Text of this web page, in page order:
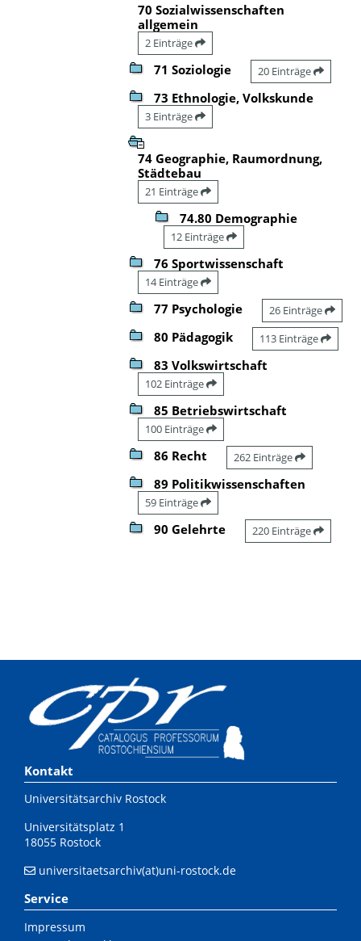
70 Sozialwissenschaften
allgemein
2 Einträge
71 Soziologie 20 Einträge
73 Ethnologie, Volkskunde
3 Einträge
74 Geographie, Raumordnung,
Städtebau
21 Einträge
74.80 Demographie
12 Einträge
76 Sportwissenschaft
14 Einträge
77 Psychologie 26 Einträge
80 Pädagogik 113 Einträge
83 Volkswirtschaft
102 Einträge
85 Betriebswirtschaft
100 Einträge
86 Recht 262 Einträge
89 Politikwissenschaften
59 Einträge
90 Gelehrte 220 Einträge
Kontakt
Universitätsarchiv Rostock
Universitätsplatz 1
18055 Rostock
universitaetsarchiv(at)uni-rostock.de
Service
Impressum